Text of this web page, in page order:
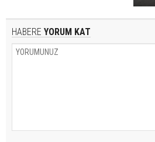
HABERE YORUM KAT